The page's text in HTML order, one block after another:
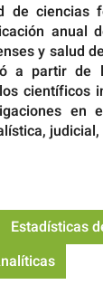
de ciencias
anual
y salud
a partir de
científicos
en
Estadísticas